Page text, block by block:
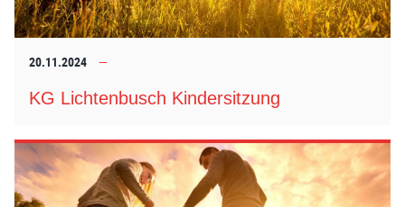
20.11.2024
KG Lichtenbusch Kindersitzung